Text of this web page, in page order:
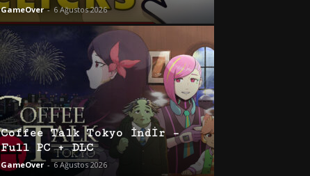
GameOver - 6 Ağustos 2026
Coffee Talk Tokyo İndir –
Full PC + DLC
GameOver - 6 Ağustos 2026